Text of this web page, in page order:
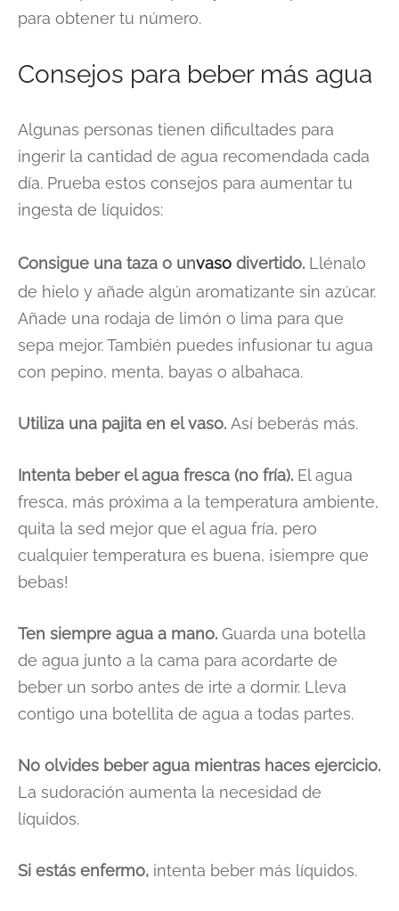
para obtener tu número.
Consejos para beber más agua
Algunas personas tienen dificultades para
ingerir la cantidad de agua recomendada cada
día. Prueba estos consejos para aumentar tu
ingesta de líquidos:
Consigue una taza o unvaso divertido. Llénalo
de hielo y añade algún aromatizante sin azúcar.
Añade una rodaja de limón o lima para que
sepa mejor. También puedes infusionar tu agua
con pepino, menta, bayas o albahaca.
Utiliza una pajita en el vaso. Así beberás más.
Intenta beber el agua fresca (no fría). El agua
fresca, más próxima a la temperatura ambiente,
quita la sed mejor que el agua fría, pero
cualquier temperatura es buena, ¡siempre que
bebas!
Ten siempre agua a mano. Guarda una botella
de agua junto a la cama para acordarte de
beber un sorbo antes de irte a dormir. Lleva
contigo una botellita de agua a todas partes.
No olvides beber agua mientras haces ejercicio.
La sudoración aumenta la necesidad de
líquidos.
Si estás enfermo, intenta beber más líquidos.